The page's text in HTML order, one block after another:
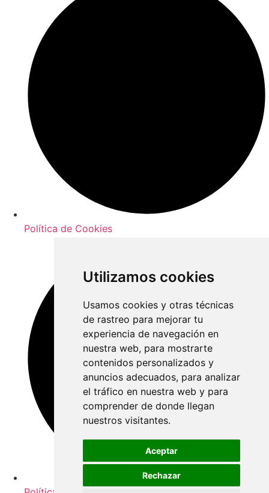
Utilizamos cookies
Usamos cookies y otras técnicas
de rastreo para mejorar tu
experiencia de navegación en
nuestra web, para mostrarte
contenidos personalizados y
anuncios adecuados, para analizar
el tráfico en nuestra web y para
comprender de donde llegan
nuestros visitantes.
Aceptar
Rechazar
Política de Cookies